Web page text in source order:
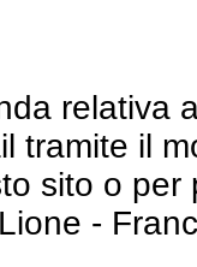
relativa
tramite il
sito o
-